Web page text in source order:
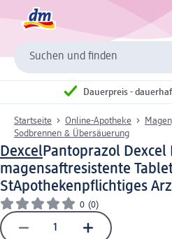
Suchen und finden
Dauerpreis -
Startseite Online-Apotheke
Sodbrennen & Übersäuerung
DexcelPantoprazol Dexcel
magensaftresistente
StApothekenpflichtiges
0 (0)